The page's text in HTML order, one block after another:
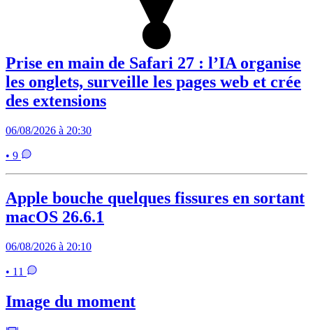
Prise en main de Safari 27 : l’IA organise
les onglets, surveille les pages web et crée
des extensions
06/08/2026 à 20:30
• 9
Apple bouche quelques fissures en sortant
macOS 26.6.1
06/08/2026 à 20:10
• 11
Image du moment